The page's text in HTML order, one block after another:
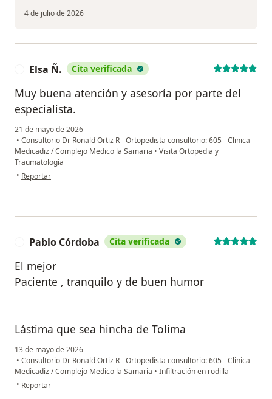
4 de julio de 2026
Elsa Ñ. Cita verificada
Muy buena atención y asesoría por parte del
especialista.
21 de mayo de 2026
• Consultorio Dr Ronald Ortiz R - Ortopedista consultorio: 605 - Clinica
Medicadiz / Complejo Medico la Samaria • Visita Ortopedia y
Traumatología
• en opinión del usuario Elsa Ñ.
Reportar
Pablo Córdoba Cita verificada
El mejor
Paciente , tranquilo y de buen humor
Lástima que sea hincha de Tolima
13 de mayo de 2026
• Consultorio Dr Ronald Ortiz R - Ortopedista consultorio: 605 - Clinica
Medicadiz / Complejo Medico la Samaria • Infiltración en rodilla
• en opinión del usuario Pablo Córdoba
Reportar